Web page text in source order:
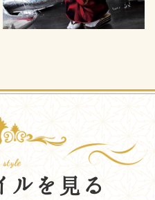
ルを見る